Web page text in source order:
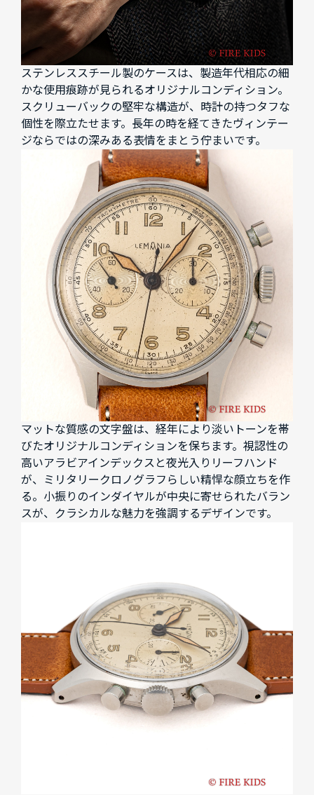
ステンレススチール製のケースは、製造年代相応の細
かな使用痕跡が見られるオリジナルコンディション。
スクリューバックの堅牢な構造が、時計の持つタフな
個性を際立たせます。長年の時を経てきたヴィンテー
ジならではの深みある表情をまとう佇まいです。
マットな質感の文字盤は、経年により淡いトーンを帯
びたオリジナルコンディションを保ちます。視認性の
高いアラビアインデックスと夜光入りリーフハンド
が、ミリタリークロノグラフらしい精悍な顔立ちを作
る。小振りのインダイヤルが中央に寄せられたバラン
スが、クラシカルな魅力を強調するデザインです。